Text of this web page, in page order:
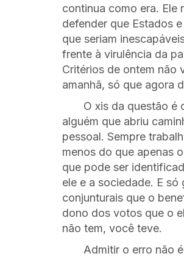
continua como era. Ele
defender que Estados
que seriam
frente à virulência da
Critérios de ontem não
amanhã, só que agora
O xis da questão é
alguém que abriu
pessoal. Sempre
menos do que apenas
que pode ser
ele e a sociedade. E
conjunturais que o
dono dos votos que o
não tem, você teve.
Admitir o erro não